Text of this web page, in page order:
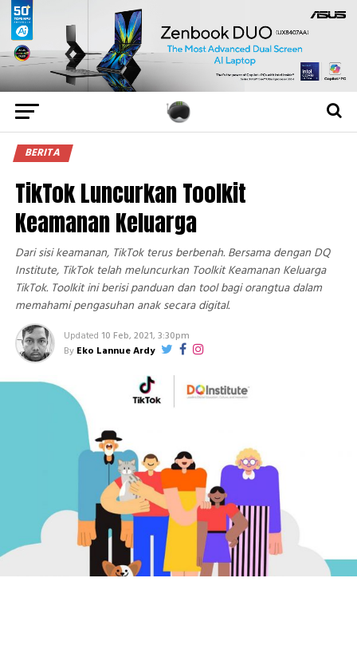
BERITA
TikTok Luncurkan Toolkit
Keamanan Keluarga
Dari sisi keamanan, TikTok terus berbenah. Bersama dengan DQ
Institute, TikTok telah meluncurkan Toolkit Keamanan Keluarga
TikTok. Toolkit ini berisi panduan dan tool bagi orangtua dalam
memahami pengasuhan anak secara digital.
Updated 10 Feb, 2021, 3:30pm
By Eko Lannue Ardy